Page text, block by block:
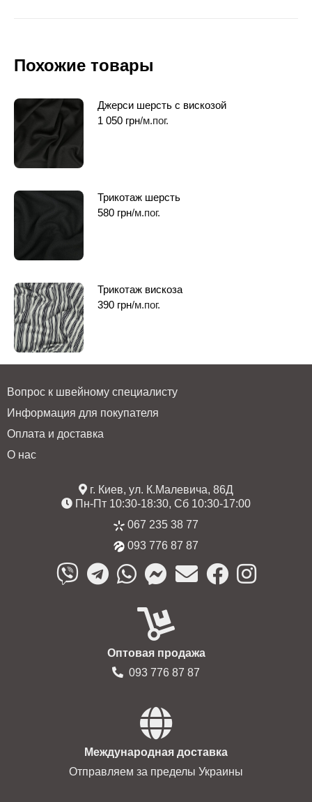
Похожие товары
Джерси шерсть с вискозой
1 050 грн/м.пог.
Трикотаж шерсть
580 грн/м.пог.
Трикотаж вискоза
390 грн/м.пог.
Вопрос к швейному специалисту
Информация для покупателя
Оплата и доставка
О нас
г. Киев, ул. К.Малевича, 86Д
Пн-Пт 10:30-18:30, Сб 10:30-17:00
067 235 38 77
093 776 87 87
Оптовая продажа
093 776 87 87
Международная доставка
Отправляем за пределы Украины